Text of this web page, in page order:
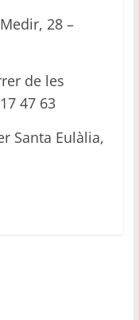
28 –
de les
47 63
Santa Eulàlia,